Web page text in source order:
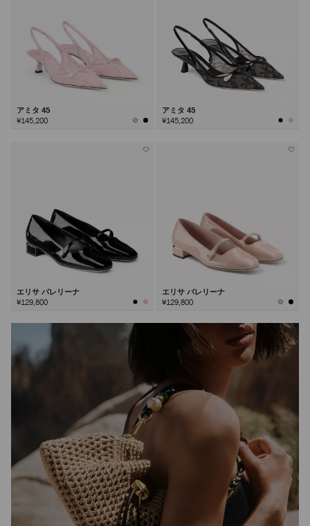
アミタ 45
¥145,200
アミタ 45
¥145,200
エリサ バレリーナ
¥129,800
エリサ バレリーナ
¥129,800